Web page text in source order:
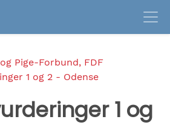
Pige-Forbund, FDF
1 og 2 - Odense
1 og